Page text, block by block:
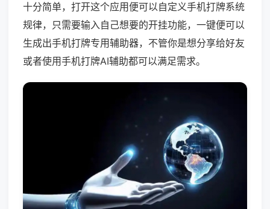
十分简单，打开这个应用便可以自定义手机打牌系统
规律，只需要输入自己想要的开挂功能，一键便可以
生成出手机打牌专用辅助器，不管你是想分享给好友
或者使用手机打牌AI辅助都可以满足需求。